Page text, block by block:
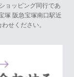
ョッピング同行であ
塚 阪急宝塚南口駅近
せください。